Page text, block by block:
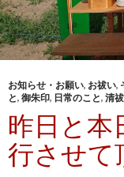
お知らせ・お願い, お祓い,
と, 御朱印, 日常のこと, 清
昨日と本
行させて